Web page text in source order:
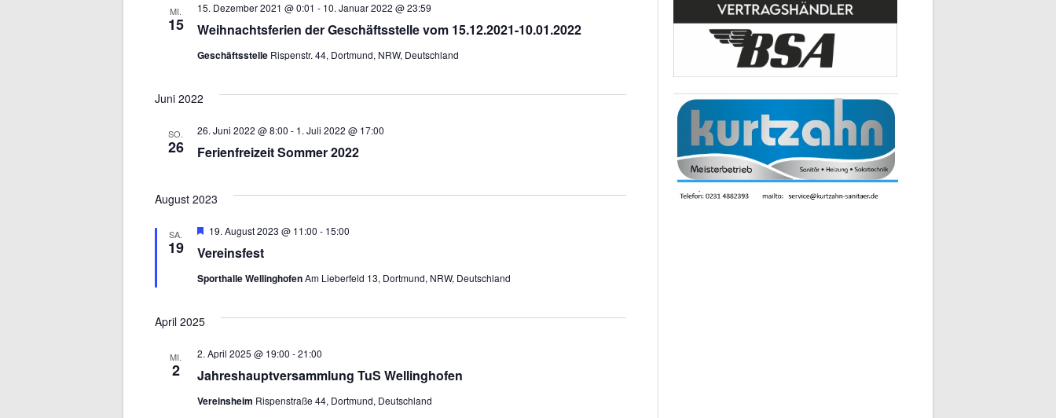
MI.
15 Weihnachtsferien der Geschäftsstelle vom 15.12.2021-10.01.2022
15. Dezember 2021 @ 0:01 - 10. Januar 2022 @ 23:59
Geschäftsstelle Rispenstr. 44, Dortmund, NRW, Deutschland
Juni 2022
SO.
26 Ferienfreizeit Sommer 2022
26. Juni 2022 @ 8:00 - 1. Juli 2022 @ 17:00
August 2023
SA.
19 Vereinsfest
Hervorgehoben
19. August 2023 @ 11:00 - 15:00
Sporthalle WellinghofenAm Lieberfeld 13, Dortmund, NRW, Deutschland
April 2025
MI.
2 Jahreshauptversammlung TuS Wellinghofen
2. April 2025 @ 19:00 -21:00
Vereinsheim Rispenstraße 44, Dortmund, Deutschland